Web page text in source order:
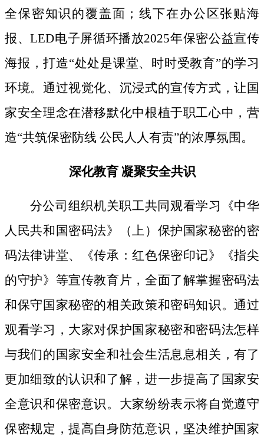
全保密知识的覆盖面；线下在办公区张贴海
报、LED电子屏循环播放2025年保密公益宣传
海报，打造“处处是课堂、时时受教育”的学习
环境。通过视觉化、沉浸式的宣传方式，让国
家安全理念在潜移默化中根植于职工心中，营
造“共筑保密防线 公民人人有责”的浓厚氛围。
深化教育凝聚安全共识
分公司组织机关职工共同观看学习《中华
人民共和国密码法》
（上）保护国家秘密的密
码法律讲堂、
《传承：红色保密印记》《指尖
的守护》等宣传教育片， 全面了解掌握密码法
和保守国家秘密的相关政策和密码知识。通过
观看学习，大家对保护国家秘密和密码法怎样
与我们的国家安全和社会生活息息相关，有了
更加细致的认识和了解，进一步提高了国家安
全意识和保密意识。大家纷纷表示将自觉遵守
保密规定，提高自身防范意识，坚决维护国家